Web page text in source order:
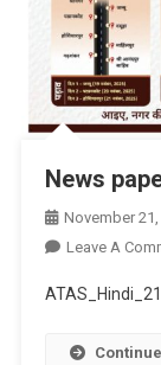
News
November
Leave A